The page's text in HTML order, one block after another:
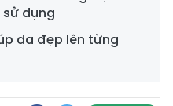
dụng
da đẹp lên từng